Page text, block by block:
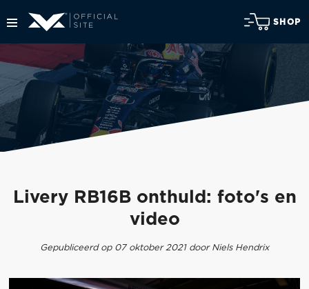
SHOP
Livery RB16B onthuld: foto's en
video
Gepubliceerd op 07 oktober 2021 door Niels Hendrix